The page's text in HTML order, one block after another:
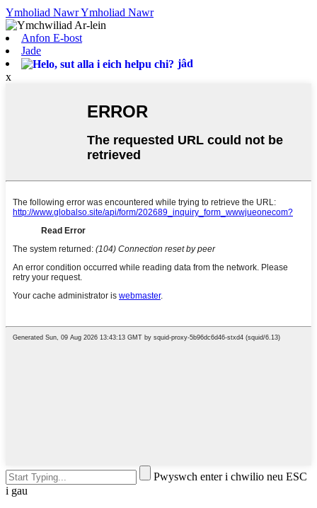
Ymholiad NawrYmholiad Nawr
Anfon E-bost
Jade
jâd
x
Pwyswch enter i chwilio neu ESC
i gau